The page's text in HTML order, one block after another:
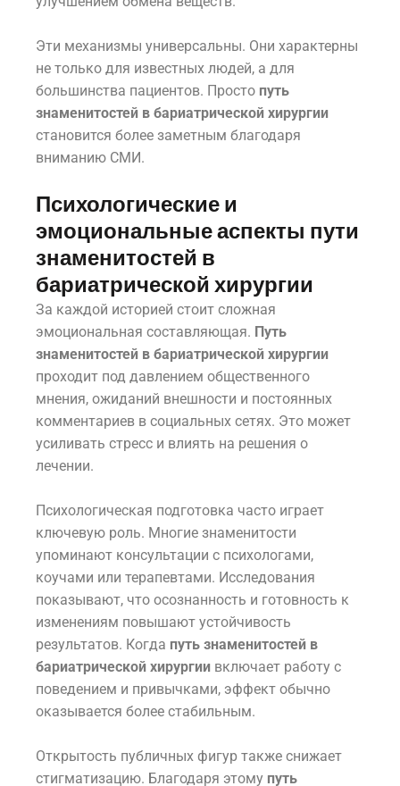
Эти механизмы универсальны. Они характерны
не только для известных людей, а для
большинства пациентов. Просто путь
знаменитостей в бариатрической хирургии
становится более заметным благодаря
вниманию СМИ.
Психологические и
эмоциональные аспекты пути
знаменитостей в
бариатрической хирургии
За каждой историей стоит сложная
эмоциональная составляющая. Путь
знаменитостей в бариатрической хирургии
проходит под давлением общественного
мнения, ожиданий внешности и постоянных
комментариев в социальных сетях. Это может
усиливать стресс и влиять на решения о
лечении.
Психологическая подготовка часто играет
ключевую роль. Многие знаменитости
упоминают консультации с психологами,
коучами или терапевтами. Исследования
показывают, что осознанность и готовность к
изменениям повышают устойчивость
результатов. Когда путь знаменитостей в
бариатрической хирургии включает работу с
поведением и привычками, эффект обычно
оказывается более стабильным.
Открытость публичных фигур также снижает
стигматизацию. Благодаря этому путь